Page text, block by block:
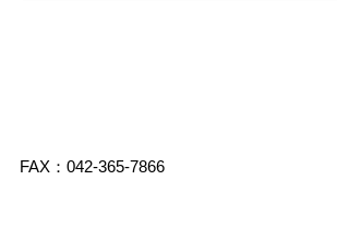
FAX：042-365-7866